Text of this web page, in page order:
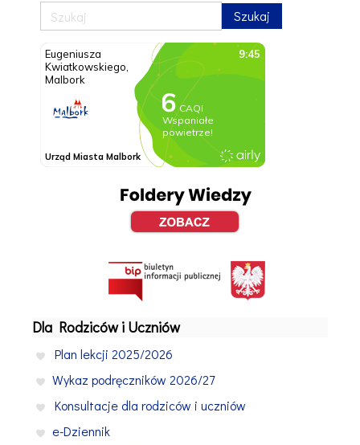
Dla Rodziców i Uczniów
Plan lekcji 2025/2026
Wykaz podręczników 2026/27
Konsultacje dla rodziców i uczniów
e-Dziennik